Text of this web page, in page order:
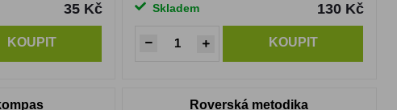
35 Kč
KOUPIT
Skladem 130 Kč
KOUPIT
Roverská metodika